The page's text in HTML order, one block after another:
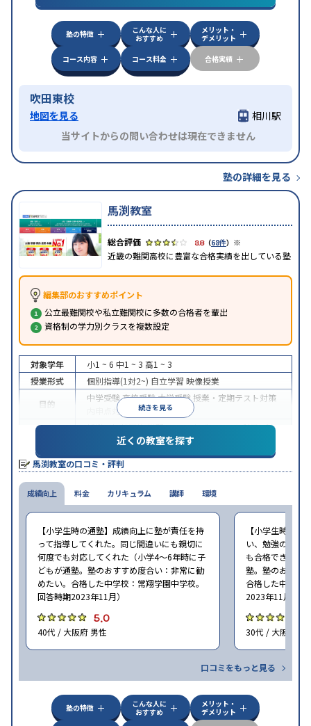
塾の特徴
こんな人に
おすすめ
メリット・
デメリット
コース内容
コース料金 合格実績
吹田東校
地図を見る
相川駅
当サイトからの問い合わせは現在できません
塾の詳細を見る
馬渕教室
3.8（68件） ※
近畿の難関高校に豊富な合格実績を出している塾
編集部のおすすめポイント
公立最難関校や私立難関校に多数の合格者を輩出
資格制の学力別クラスを複数設定
続きを見る
対象学年 小1 ~ 6 中1 ~ 3 高1 ~ 3
授業形式
個別指導(1対2~) 自立学習 映像授業
目的
中学受験高校受験大学受験 授業・定期テスト対策
内申点対策
学習習慣の定着
授業の振替可能学習にPC・タブレットを利用1科
目から受講可能
※2023年10月調査。小学校高学年の集団塾アンケート調査方法を参照
近くの教室を探す
馬渕教室の口コミ・評判
成績向上
【小学生時の通塾】成績向上に塾が責任を持
って指導してくれた。同じ間違いにも親切に
何度でも対応してくれた（小学4〜6年時に子
どもが通塾。塾のおすすめ度合い：非常に勧
めたい。合格した中学校：常翔学園中学校。
回答時期2023年11月）
5.0
40代 / 大阪府 男性
【小学生時の通
い、勉強の習慣
も合格できた（
塾。塾のおすす
合格した中学校
2023年11月）
30代 / 大阪府 女
口コミをもっと見る
料金 カリキュラム 講師 環境
塾の特徴
こんな人に
おすすめ
メリット・
デメリット